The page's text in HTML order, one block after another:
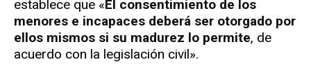
establece que «El consentimiento de los
menores e incapaces deberá ser otorgado por
ellos mismos si su madurez lo permite, de
acuerdo con la legislación civil».